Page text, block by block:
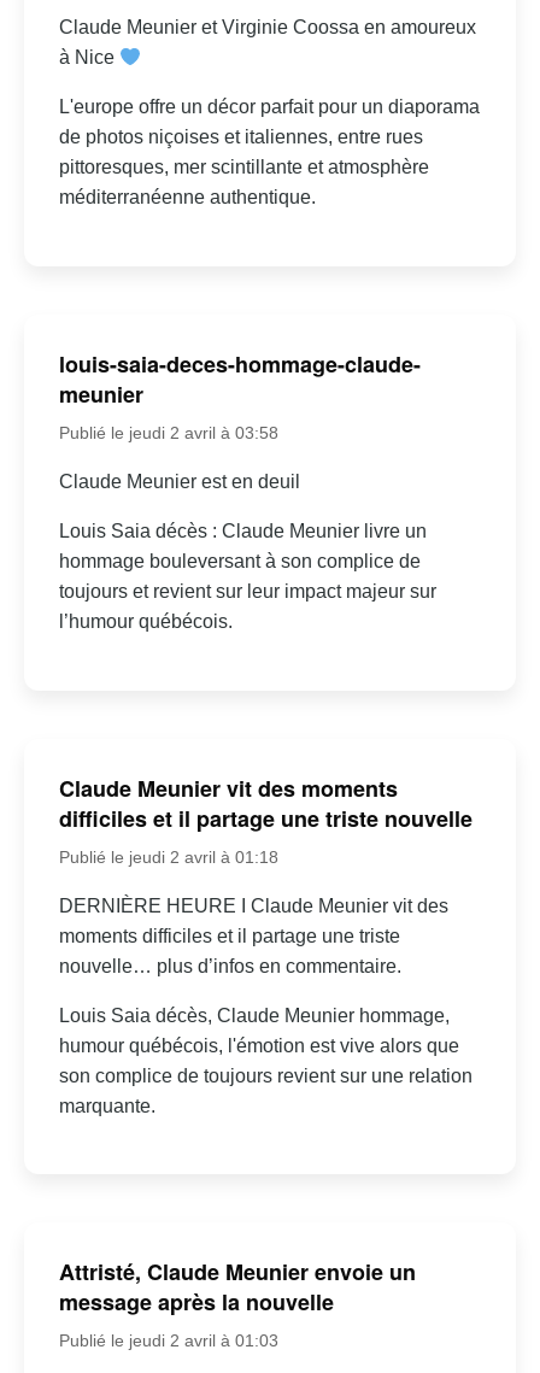
Claude Meunier et Virginie Coossa en amoureux
à Nice
L'europe offre un décor parfait pour un diaporama
de photos niçoises et italiennes, entre rues
pittoresques, mer scintillante et atmosphère
méditerranéenne authentique.
louis-saia-deces-hommage-claude-
meunier
Publié le jeudi 2 avril à 03:58
Claude Meunier est en deuil
Louis Saia décès : Claude Meunier livre un
hommage bouleversant à son complice de
toujours et revient sur leur impact majeur sur
l’humour québécois.
Claude Meunier vit des moments
difficiles et il partage une triste nouvelle
Publié le jeudi 2 avril à 01:18
DERNIÈRE HEURE I Claude Meunier vit des
moments difficiles et il partage une triste
nouvelle… plus d’infos en commentaire.
Louis Saia décès, Claude Meunier hommage,
humour québécois, l'émotion est vive alors que
son complice de toujours revient sur une relation
marquante.
Attristé, Claude Meunier envoie un
message après la nouvelle
Publié le jeudi 2 avril à 01:03